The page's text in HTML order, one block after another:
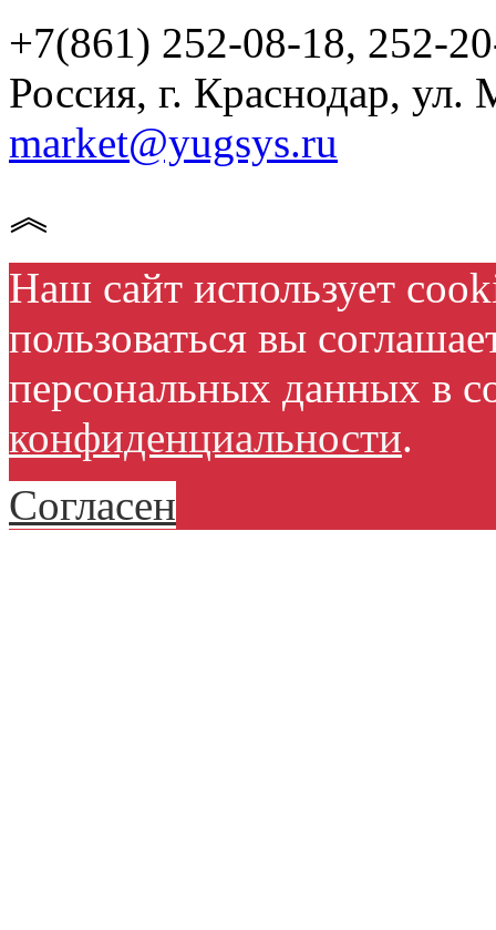
+7(861) 252-08-18, 252-
Россия, г. Краснодар, ул.
market@yugsys.ru
︽
Наш сайт использует
пользоваться вы
персональных данных в
конфиденциальности.
Согласен